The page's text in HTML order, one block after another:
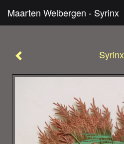
Maarten Welbergen - Syrinx
Syrinx